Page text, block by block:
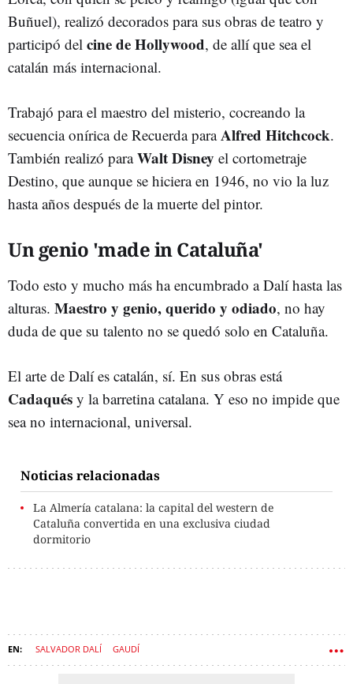
Buñuel), realizó decorados para sus obras de teatro y
participó del cine de Hollywood, de allí que sea el
catalán más internacional.
Trabajó para el maestro del misterio, cocreando la
secuencia onírica de Recuerda paraAlfred Hitchcock.
También realizó paraWalt Disney el cortometraje
Destino, que aunque se hiciera en 1946, no vio la luz
hasta años después de la muerte del pintor.
Un genio 'made in Cataluña'
Todo esto y mucho más ha encumbrado a Dalí hasta las
alturas. Maestro y genio, querido y odiado, no hay
duda de que su talento no se quedó solo en Cataluña.
El arte de Dalí es catalán, sí. En sus obras está
Cadaqués y la barretina catalana. Y eso no impide que
sea no internacional, universal.
Noticias relacionadas
La Almería catalana: la capital del western de
Cataluña convertida en una exclusiva ciudad
dormitorio
SALVADOR DALÍ GAUDÍ